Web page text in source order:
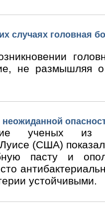
случаях головная
не размышляя о
ученых из
(США)
пасту и
устойчивыми.